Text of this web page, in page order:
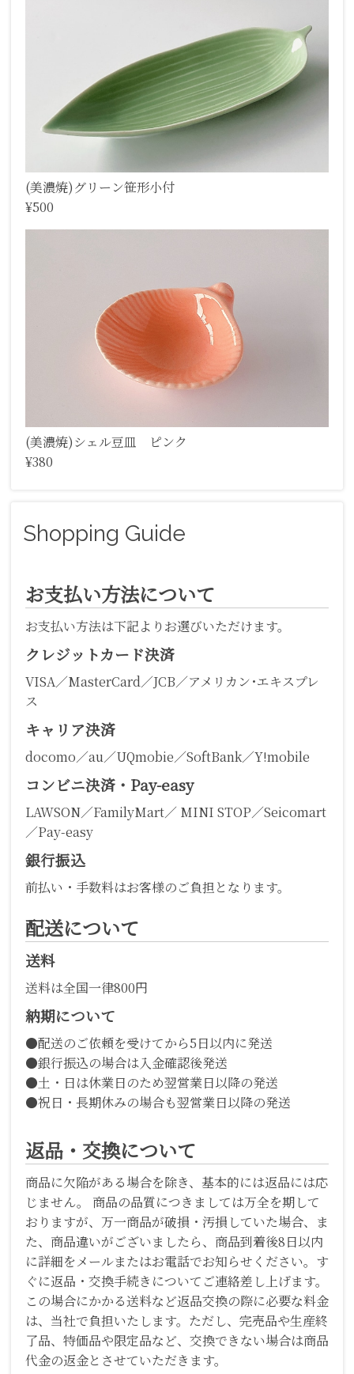
(美濃焼)グリーン笹形小付
¥500
(美濃焼)シェル豆皿 ピンク
¥380
Shopping Guide
お支払い方法について
お支払い方法は下記よりお選びいただけます。
クレジットカード決済
VISA／MasterCard／JCB／アメリカン･エキスプレ
ス
キャリア決済
docomo／au／UQmobie／SoftBank／Y!mobile
コンビニ決済・Pay-easy
LAWSON／FamilyMart／ MINI STOP／Seicomart
／Pay-easy
銀行振込
前払い・手数料はお客様のご負担となります。
配送について
送料
送料は全国一律800円
納期について
●配送のご依頼を受けてから5日以内に発送
●銀行振込の場合は入金確認後発送
●土・日は休業日のため翌営業日以降の発送
●祝日・長期休みの場合も翌営業日以降の発送
返品・交換について
商品に欠陥がある場合を除き、基本的には返品には応
じません。 商品の品質につきましては万全を期して
おりますが、万一商品が破損・汚損していた場合、ま
た、商品違いがございましたら、商品到着後8日以内
に詳細をメールまたはお電話でお知らせください。す
ぐに返品・交換手続きについてご連絡差し上げます。
この場合にかかる送料など返品交換の際に必要な料金
は、当社で負担いたします。ただし、完売品や生産終
了品、特価品や限定品など、交換できない場合は商品
代金の返金とさせていただきます。